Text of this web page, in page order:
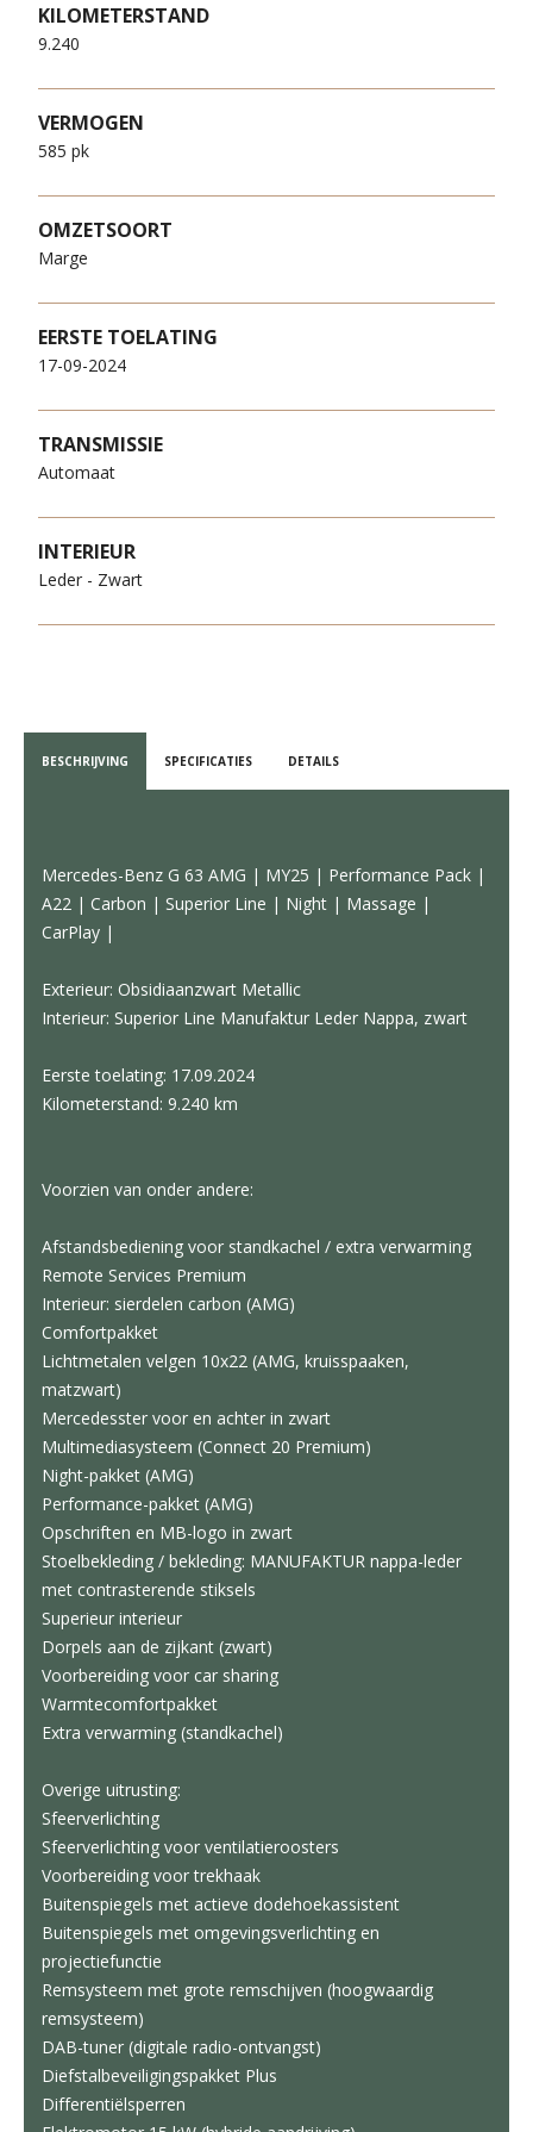
KILOMETERSTAND
9.240
VERMOGEN
585 pk
OMZETSOORT
Marge
EERSTE TOELATING
17-09-2024
TRANSMISSIE
Automaat
INTERIEUR
Leder - Zwart
BESCHRIJVING SPECIFICATIES DETAILS
Mercedes-Benz G 63 AMG | MY25 | Performance Pack |
A22 | Carbon | Superior Line | Night | Massage |
CarPlay |
Exterieur: Obsidiaanzwart Metallic
Interieur: Superior Line Manufaktur Leder Nappa, zwart
Eerste toelating: 17.09.2024
Kilometerstand: 9.240 km
Voorzien van onder andere:
Afstandsbediening voor standkachel / extra verwarming
Remote Services Premium
Interieur: sierdelen carbon (AMG)
Comfortpakket
Lichtmetalen velgen 10x22 (AMG, kruisspaaken,
matzwart)
Mercedesster voor en achter in zwart
Multimediasysteem (Connect 20 Premium)
Night-pakket (AMG)
Performance-pakket (AMG)
Opschriften en MB-logo in zwart
Stoelbekleding / bekleding: MANUFAKTUR nappa-leder
met contrasterende stiksels
Superieur interieur
Dorpels aan de zijkant (zwart)
Voorbereiding voor car sharing
Warmtecomfortpakket
Extra verwarming (standkachel)
Overige uitrusting:
Sfeerverlichting
Sfeerverlichting voor ventilatieroosters
Voorbereiding voor trekhaak
Buitenspiegels met actieve dodehoekassistent
Buitenspiegels met omgevingsverlichting en
projectiefunctie
Remsysteem met grote remschijven (hoogwaardig
remsysteem)
DAB-tuner (digitale radio-ontvangst)
Diefstalbeveiligingspakket Plus
Differentiëlsperren